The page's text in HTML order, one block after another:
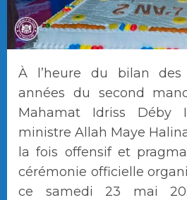
À l’heure du bilan des
années du second
Mahamat Idriss Déby
ministre Allah Maye
la fois offensif et
cérémonie officielle
ce samedi 23 mai